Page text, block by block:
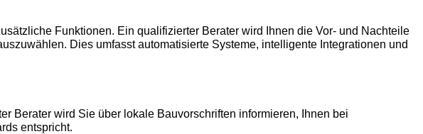
Funktionen. Ein qualifizierter Berater wird Ihnen die Vor- und Nachteile
Dies umfasst automatisierte Systeme, intelligente Integrationen und
Berater wird Sie über lokale Bauvorschriften informieren, Ihnen bei
entspricht.